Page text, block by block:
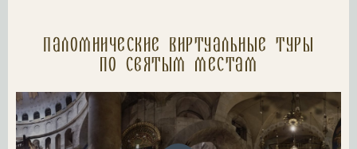
Паломнические Виртуальные туры
по святым местам